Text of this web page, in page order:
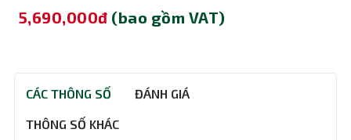
5,690,000đ (bao gồm VAT)
CÁC THÔNG SỐ ĐÁNH GIÁ
THÔNG SỐ KHÁC